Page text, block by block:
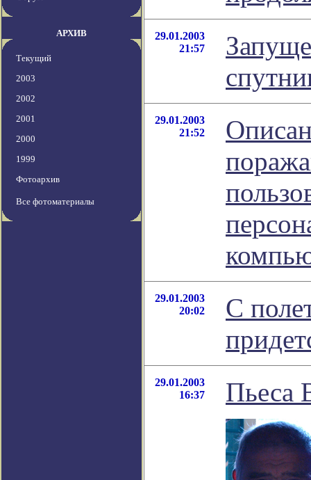
АРХИВ
Текущий
2003
2002
2001
2000
1999
Фотоархив
Все фотоматериалы
29.01.2003
21:57
29.01.2003
21:52
29.01.2003
20:02
С
29.01.2003
16:37
Пьеса